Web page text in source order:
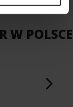
W POLSCE